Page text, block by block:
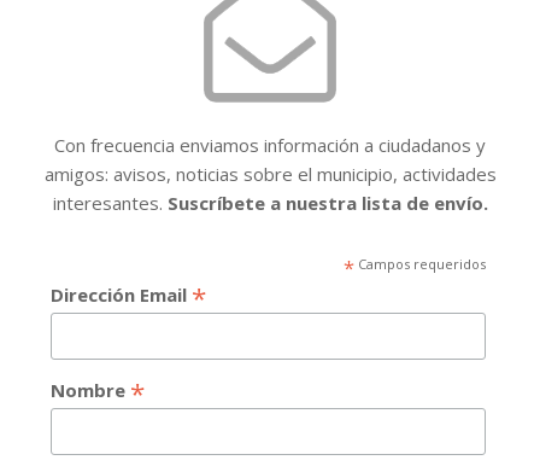
Con frecuencia enviamos información a ciudadanos y
amigos: avisos, noticias sobre el municipio, actividades
interesantes. Suscríbete a nuestra lista de envío.
*Campos requeridos
Dirección Email *
Nombre *